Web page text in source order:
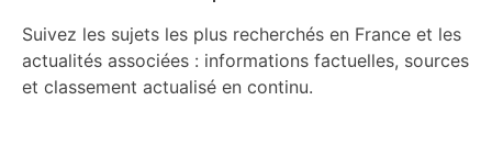
Suivez les sujets les plus recherchés en France et les
actualités associées : informations factuelles, sources
et classement actualisé en continu.